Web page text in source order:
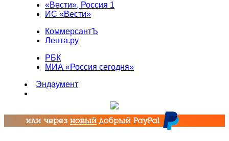
«Вести», Россия 1
ИС «Вести»
КоммерсантЪ
Лента.ру
РБК
МИА «Россия сегодня»
Эндаумент